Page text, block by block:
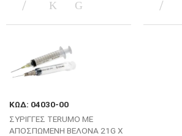
ΚΩΔ: 04030-00
ΣΥΡΙΓΓΕΣ TERUMO ΜΕ
ΑΠΟΣΠΩΜΕΝΗ ΒΕΛΟΝΑ 21G X